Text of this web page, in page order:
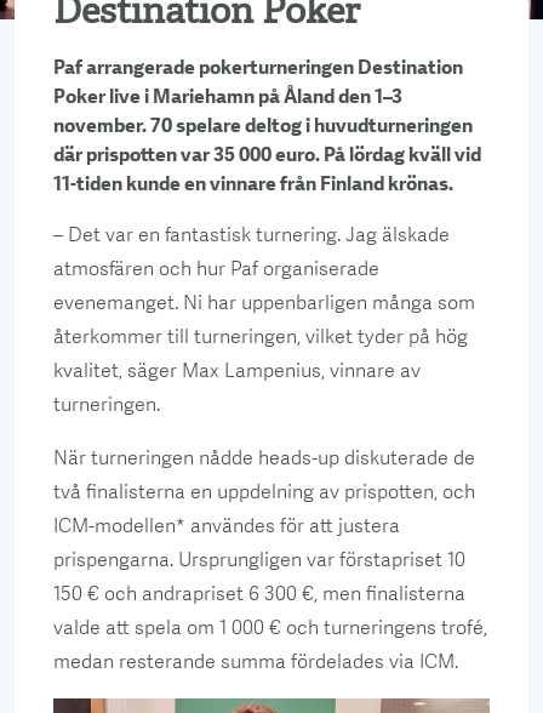
Destination Poker
Paf arrangerade pokerturneringen Destination
Poker live i Mariehamn på Åland den 1–3
november. 70 spelare deltog i huvudturneringen
där prispotten var 35 000 euro. På lördag kväll vid
11-tiden kunde en vinnare från Finland krönas.
– Det var en fantastisk turnering. Jag älskade
atmosfären och hur Paf organiserade
evenemanget. Ni har uppenbarligen många som
återkommer till turneringen, vilket tyder på hög
kvalitet, säger Max Lampenius, vinnare av
turneringen.
När turneringen nådde heads-up diskuterade de
två finalisterna en uppdelning av prispotten, och
ICM-modellen* användes för att justera
prispengarna. Ursprungligen var förstapriset 10
150 € och andrapriset 6 300 €, men finalisterna
valde att spela om 1 000 € och turneringens trofé,
medan resterande summa fördelades via ICM.